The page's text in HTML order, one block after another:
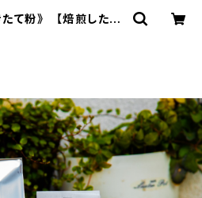
たて粉》 【焙煎したて